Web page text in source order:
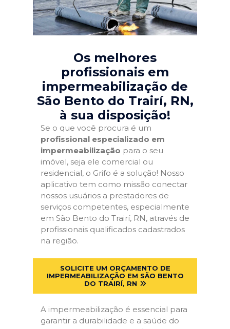
Os melhores
profissionais em
impermeabilização de
São Bento do Trairí, RN,
à sua disposição!
Se o que você procura é um
profissional especializado em
impermeabilização para o seu
imóvel, seja ele comercial ou
residencial, o Grifo é a solução! Nosso
aplicativo tem como missão conectar
nossos usuários a prestadores de
serviços competentes, especialmente
em São Bento do Trairí, RN, através de
profissionais qualificados cadastrados
na região.
SOLICITE UM ORÇAMENTO DE
IMPERMEABILIZAÇÃO EM SÃO BENTO
DO TRAIRÍ, RN
A impermeabilização é essencial para
garantir a durabilidade e a saúde do